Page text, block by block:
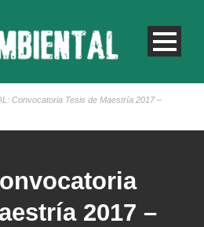
Convocatoria Tesis de Maestría 2017 –
2017 –